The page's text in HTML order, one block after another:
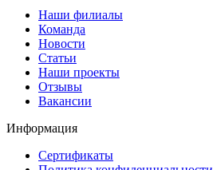
Наши филиалы
Команда
Новости
Статьи
Наши проекты
Отзывы
Вакансии
Информация
Сертификаты